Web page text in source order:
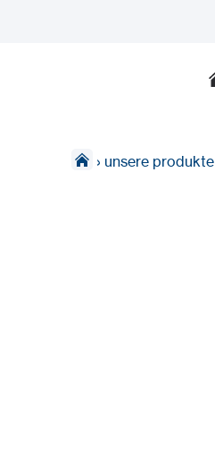
› unsere produkte